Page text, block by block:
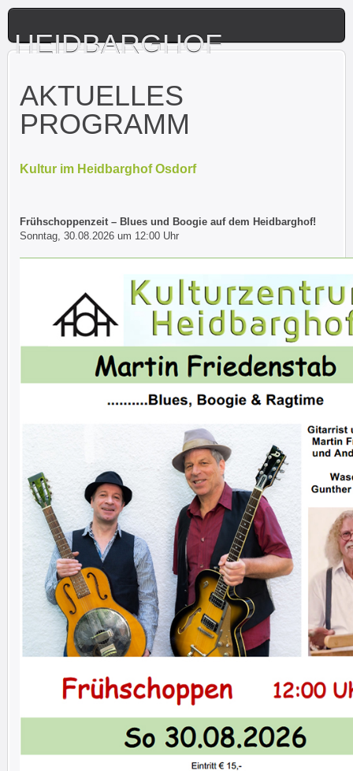
HEIDBARGHOF
AKTUELLES
PROGRAMM
Kultur im Heidbarghof Osdorf
Frühschoppenzeit – Blues und Boogie auf dem Heidbarghof!
Sonntag, 30.08.2026 um 12:00 Uhr